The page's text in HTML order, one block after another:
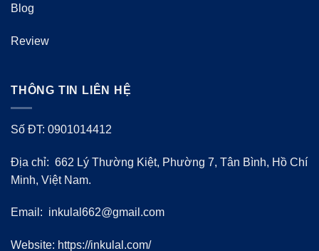
Blog
Review
THÔNG TIN LIÊN HỆ
Số ĐT: 0901014412
Địa chỉ: 662 Lý Thường Kiệt, Phường 7, Tân Bình, Hồ Chí
Minh, Việt Nam.
Email: inkulal662@gmail.com
Website: https://inkulal.com/